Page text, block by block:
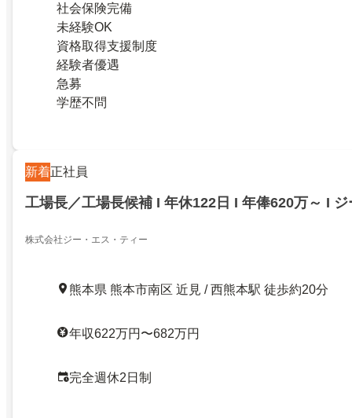
社会保険完備
未経験OK
資格取得支援制度
経験者優遇
急募
学歴不問
新着正社員
工場長／工場長候補 Ι 年休122日 Ι 年俸620万～ Ι
株式会社ジー・エス・ティー
熊本県 熊本市南区 近見 / 西熊本駅 徒歩約20分
年収622万円〜682万円
完全週休2日制